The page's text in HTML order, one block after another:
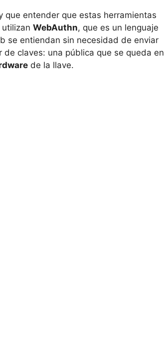
que entender que estas herramientas
WebAuthn, que es un lenguaje
se entiendan sin necesidad de enviar
claves: una pública que se queda en
de la llave.